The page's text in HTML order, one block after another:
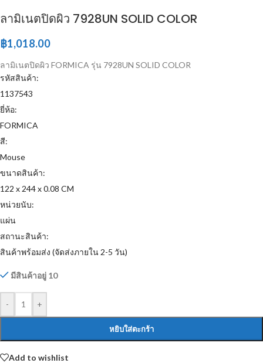
ลามิเนตปิดผิว 7928UN SOLID COLOR
฿1,018.00
ลามิเนตปิดผิว FORMICA รุ่น 7928UN SOLID COLOR
รหัสสินค้า:
1137543
ยี่ห้อ:
FORMICA
สี:
Mouse
ขนาดสินค้า:
122 x 244 x 0.08 CM
หน่วยนับ:
แผ่น
สถานะสินค้า:
สินค้าพร้อมส่ง (จัดส่งภายใน 2-5 วัน)
มีสินค้าอยู่ 10
- +
หยิบใส่ตะกร้า
Add to wishlist